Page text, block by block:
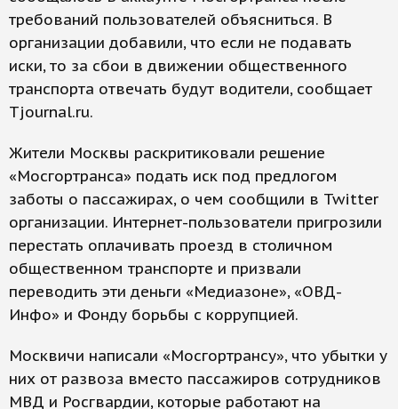
требований пользователей объясниться. В
организации добавили, что если не подавать
иски, то за сбои в движении общественного
транспорта отвечать будут водители, сообщает
Tjournal.ru.
Жители Москвы раскритиковали решение
«Мосгортранса» подать иск под предлогом
заботы о пассажирах, о чем сообщили в Twitter
организации. Интернет-пользователи пригрозили
перестать оплачивать проезд в столичном
общественном транспорте и призвали
переводить эти деньги «Медиазоне», «ОВД-
Инфо» и Фонду борьбы с коррупцией.
Москвичи написали «Мосгортрансу», что убытки у
них от развоза вместо пассажиров сотрудников
МВД и Росгвардии, которые работают на